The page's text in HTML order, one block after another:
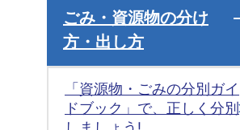
ごみ・資源物の分け
方・出し方
「資源物・ごみの分別ガイ
ドブック」で、正しく分別